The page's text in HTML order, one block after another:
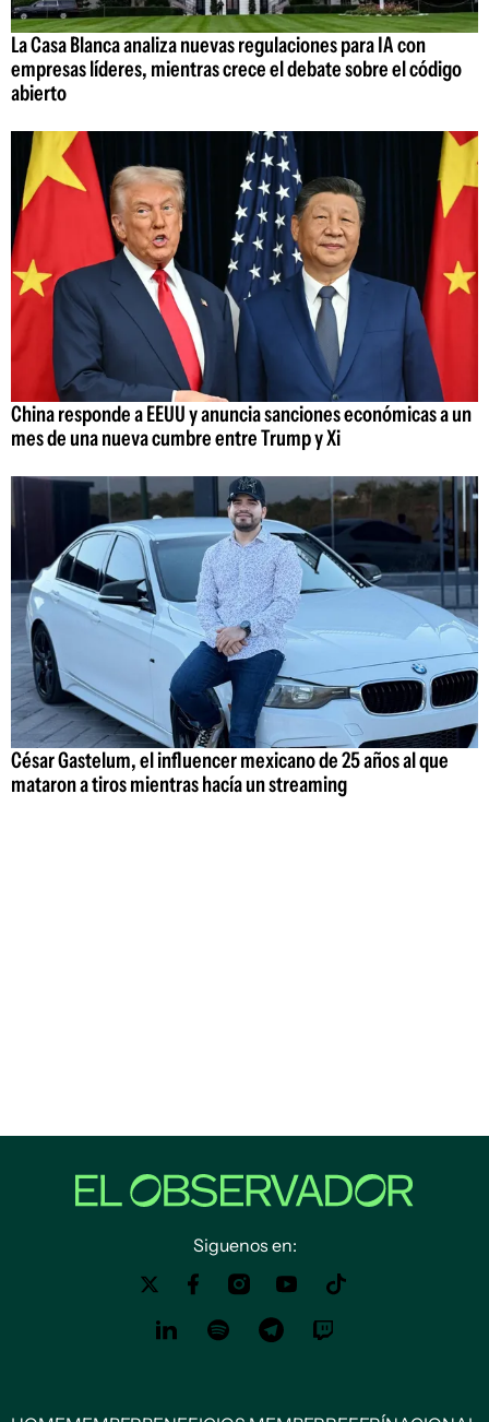
La Casa Blanca analiza nuevas regulaciones para IA con
empresas líderes, mientras crece el debate sobre el código
abierto
China responde a EEUU y anuncia sanciones económicas a un
mes de una nueva cumbre entre Trump y Xi
César Gastelum, el influencer mexicano de 25 años al que
mataron a tiros mientras hacía un streaming
Siguenos en: